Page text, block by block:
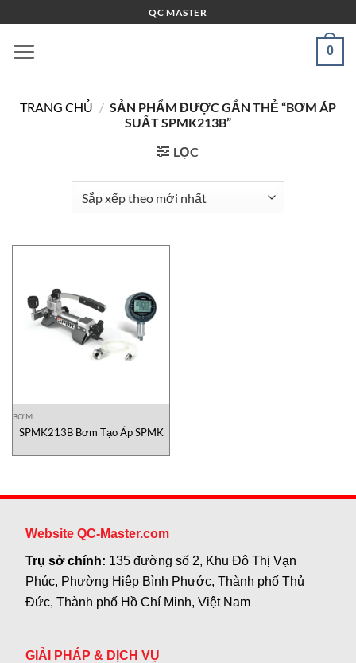
qua
nội
QC MASTER
0
TRANG CHỦ / SẢN PHẨM ĐƯỢC GẮN THẺ “BƠM ÁP
SUẤT SPMK213B”
LỌC
BƠM
SPMK213B Bơm Tạo Áp SPMK
Website QC-Master.com
Trụ sở chính: 135 đường số 2, Khu Đô Thị Vạn
Phúc, Phường Hiệp Bình Phước, Thành phố Thủ
Đức, Thành phố Hồ Chí Minh, Việt Nam
GIẢI PHÁP & DỊCH VỤ